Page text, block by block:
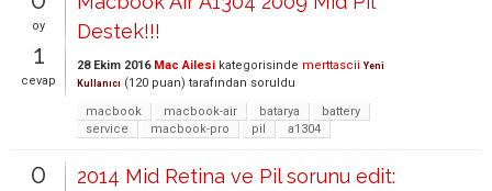
oy
1
cevap
Destek!!!
28 Ekim 2016 Mac Ailesi kategorisinde merttascii Yeni
Kullanıcı (120 puan) tarafından soruldu
macbook
macbook-air batarya
battery
service
macbook-pro pil a1304
0
2014 Mid Retina ve Pil sorunu edit: